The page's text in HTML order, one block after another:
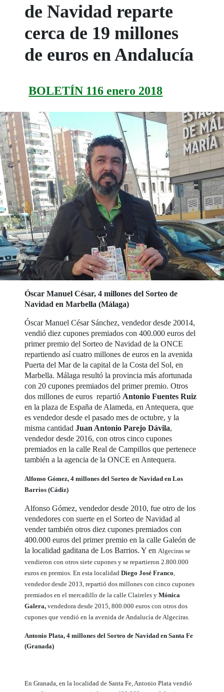
de Navidad reparte
cerca de 19 millones
de euros en Andalucía
BOLETÍN 116 enero 2018
Óscar Manuel César, 4 millones del Sorteo de
Navidad en Marbella (Málaga)
Óscar Manuel César Sánchez, vendedor desde 20014,
vendió diez cupones premiados con 400.000 euros del
primer premio del Sorteo de Navidad de la ONCE
repartiendo así cuatro millones de euros en la avenida
Puerta del Mar de la capital de la Costa del Sol, en
Marbella. Málaga resultó la provincia más afortunada
con 20 cupones premiados del primer premio. Otros
dos millones de euros repartió Antonio Fuentes Ruiz
en la plaza de España de Alameda, en Antequera, que
es vendedor desde el pasado mes de octubre, y la
misma cantidadJuan Antonio Parejo Dávila,
vendedor desde 2016, con otros cinco cupones
premiados en la calle Real de Campillos que pertenece
también a la agencia de la ONCE en Antequera.
Alfonso Gómez, 4 millones del Sorteo de Navidad en Los
Barrios (Cádiz)
Alfonso Gómez, vendedor desde 2010, fue otro de los
vendedores con suerte en el Sorteo de Navidad al
vender también otros diez cupones premiados con
400.000 euros del primer premio en la calle Galeón de
la localidad gaditana de Los Barrios. Y en Algeciras se
vendieron con otros siete cupones y se repartieron 2.800.000
euros en premios. En esta localidadDiego José Franco
vendedor desde 2013, repartió dos millones con cinco cupones
premiados en el mercadillo de la calle Claireles yMónica
Galera,vendedora desde 2015, 800.000 euros con otros dos
cupones que vendió en la avenida de Andalucía de Algeciras.
Antonio Plata, 4 millones del Sorteo de Navidad en Santa Fe
(Granada)
En Granada, en la localidad de Santa Fe, Antonio Plata vendió